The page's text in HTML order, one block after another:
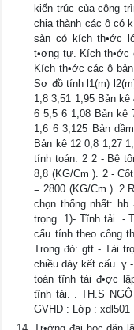
kiến trúc của công
chia thành các ô có
sàn có kích th•ớc
t•ơng tự. Kích th•ớc
Kích th•ớc các ô
Sơ đồ tính l1(m)
1,8 3,51 1,95 Bản
6 5,5 6 1,08 Bản kê
1,6 6 3,125 Bản
Bản kê 12 0,8 1,27
tính toán. 2 2 - Bê
8,8 (KG/Cm ). 2 -
= 2800 (KG/Cm ). 2
chọn thống nhất:
trọng. 1)- Tĩnh tải. -
cấu tính theo công
Trong đó: gtt - Tải
chiều dày kết cấu. γ
toán tĩnh tải đ•ợc
tĩnh tải. . TH.S
GVHD : Lớp : xdl501